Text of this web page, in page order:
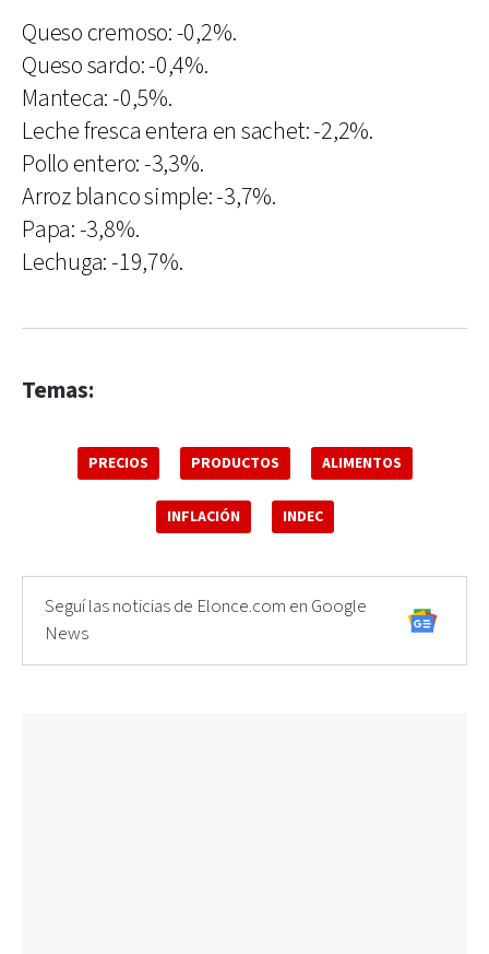
Queso cremoso: -0,2%.
Queso sardo: -0,4%.
Manteca: -0,5%.
Leche fresca entera en sachet: -2,2%.
Pollo entero: -3,3%.
Arroz blanco simple: -3,7%.
Papa: -3,8%.
Lechuga: -19,7%.
Temas:
PRECIOS PRODUCTOS ALIMENTOS
INFLACIÓN INDEC
Seguí las noticias de Elonce.com en Google
News